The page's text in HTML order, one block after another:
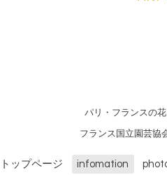
パリ・フランスの
フランス国立園芸協
トップページ infomation